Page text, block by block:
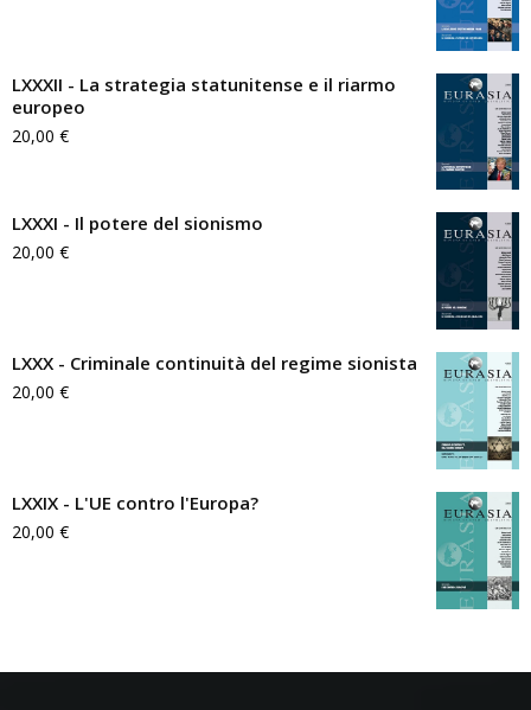
LXXXII - La strategia statunitense e il riarmo
europeo
20,00 €
LXXXI - Il potere del sionismo
20,00 €
LXXX - Criminale continuità del regime sionista
20,00 €
LXXIX - L'UE contro l'Europa?
20,00 €